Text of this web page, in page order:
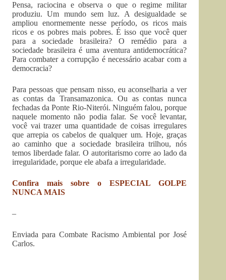
Pensa, raciocina e observa o que o regime militar
produziu. Um mundo sem luz. A desigualdade se
ampliou enormemente nesse período, os ricos mais
ricos e os pobres mais pobres. É isso que você quer
para a sociedade brasileira? O remédio para a
sociedade brasileira é uma aventura antidemocrática?
Para combater a corrupção é necessário acabar com a
democracia?
Para pessoas que pensam nisso, eu aconselharia a ver
as contas da Transamazonica. Ou as contas nunca
fechadas da Ponte Rio-Niterói. Ninguém falou, porque
naquele momento não podia falar. Se você levantar,
você vai trazer uma quantidade de coisas irregulares
que arrepia os cabelos de qualquer um. Hoje, graças
ao caminho que a sociedade brasileira trilhou, nós
temos liberdade falar. O autoritarismo corre ao lado da
irregularidade, porque ele abafa a irregularidade.
Confira mais sobre o ESPECIAL GOLPE
NUNCA MAIS
–
Enviada para Combate Racismo Ambiental por José
Carlos.